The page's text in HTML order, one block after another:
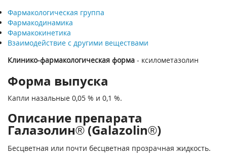
Фармакологическая группа
Фармакодинамика
Фармакокинетика
Взаимодействие с другими веществами
Клинико-фармакологическая форма - ксилометазолин
Форма выпуска
Капли назальные 0,05 % и 0,1 %.
Описание препарата
Галазолин® (Galazolin®)
Бесцветная или почти бесцветная прозрачная жидкость.